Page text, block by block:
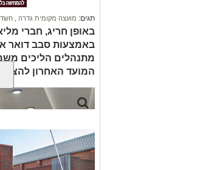
תגים: מועצה מקומית גדרה חשד
באופן חריג, חברי
באמצעות סבב דואר
מתנהלים הליכים
המועד האחרון